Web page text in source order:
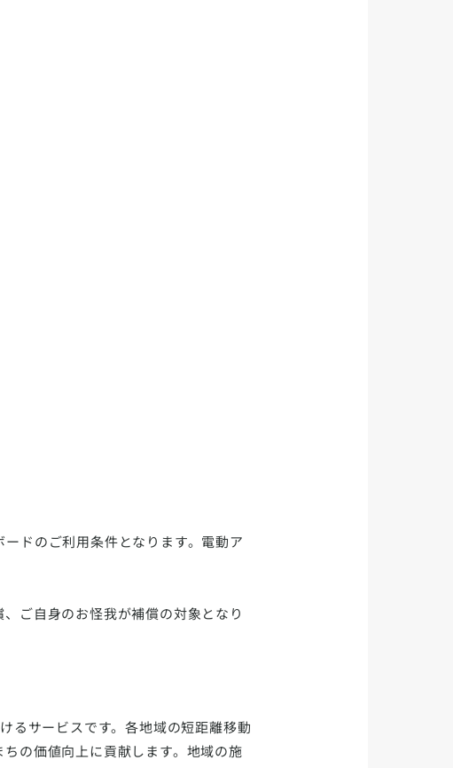
ドのご利用条件となります。電動ア
ご自身のお怪我が補償の対象となり
るサービスです。各地域の短距離移動
の価値向上に貢献します。地域の施